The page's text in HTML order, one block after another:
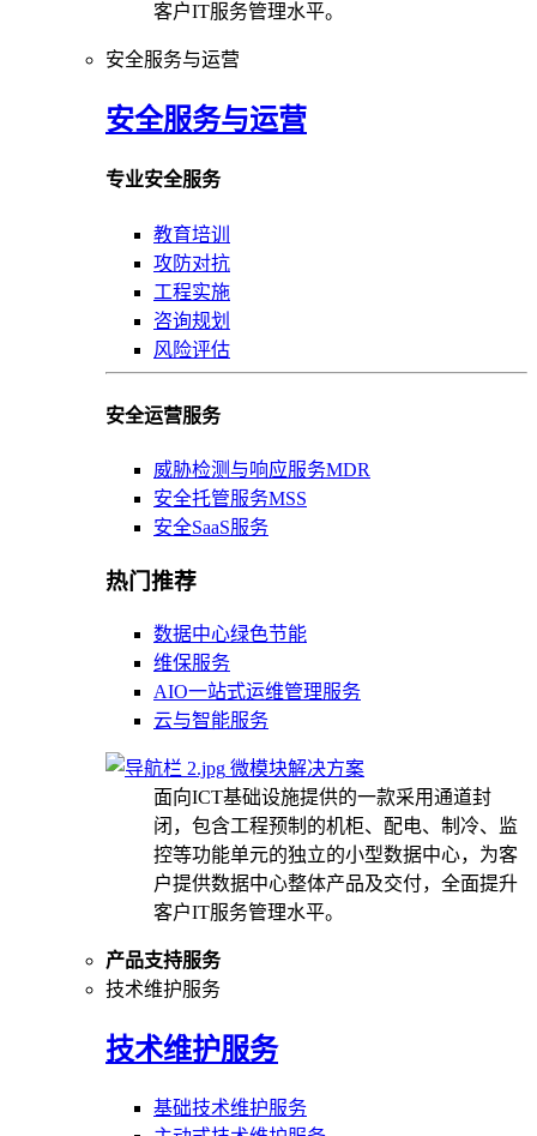
客户IT服务管理水平。
安全服务与运营
安全服务与运营
专业安全服务
教育培训
攻防对抗
工程实施
咨询规划
风险评估
安全运营服务
威胁检测与响应服务MDR
安全托管服务MSS
安全SaaS服务
热门推荐
数据中心绿色节能
维保服务
AIO一站式运维管理服务
云与智能服务
微模块解决方案
面向ICT基础设施提供的一款采用通道封
闭，包含工程预制的机柜、配电、制冷、监
控等功能单元的独立的小型数据中心，为客
户提供数据中心整体产品及交付，全面提升
客户IT服务管理水平。
产品支持服务
技术维护服务
技术维护服务
基础技术维护服务